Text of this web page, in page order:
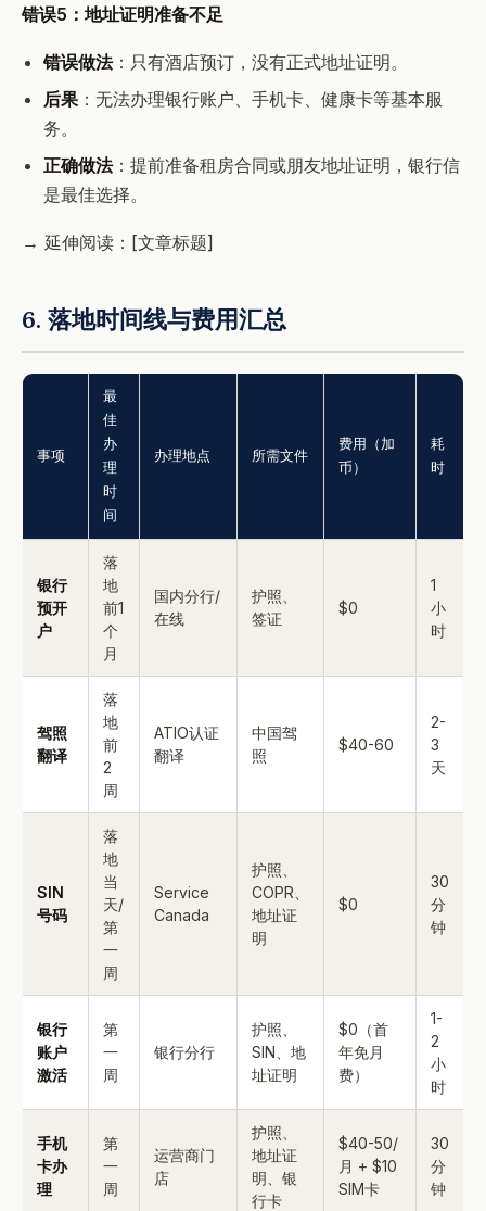
错误5：地址证明准备不足
错误做法：只有酒店预订，没有正式地址证明。
后果 ：无法办理银行账户、手机卡、健康卡等基本服
务。
正确做法：提前准备租房合同或朋友地址证明，银行信
是最佳选择。
→ 延伸阅读：[文章标题]
6. 落地时间线与费用汇总
事项
最
佳
办
理
时
间
办理地点 所需文件
费用（加
币）
耗
时
银行
预开
户
落
地
前1
个
月
国内分行/
在线
护照、
签证
$0
1
小
时
驾照
翻译
落
地
前
2
周
ATIO认证
翻译
中国驾
照
$40-60
2-
3
天
SIN
号码
落
地
当
天/
第
一
周
Service
Canada
护照、
COPR、
地址证
明
$0
30
分
钟
银行
账户
激活
第
一
周
银行分行
护照、
SIN、地
址证明
$0（首
年免月
费）
1-
2
小
时
手机
卡办
理
第
一
周
运营商门
店
护照、
地址证
明、银
行卡
$40-50/
月 + $10
SIM卡
30
分
钟